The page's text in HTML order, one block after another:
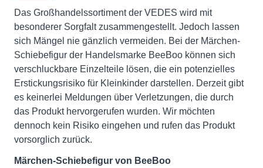
Das Großhandelssortiment der VEDES wird mit
besonderer Sorgfalt zusammengestellt. Jedoch lassen
sich Mängel nie gänzlich vermeiden. Bei der Märchen-
Schiebefigur der Handelsmarke BeeBoo können sich
verschluckbare Einzelteile lösen, die ein potenzielles
Erstickungsrisiko für Kleinkinder darstellen. Derzeit gibt
es keinerlei Meldungen über Verletzungen, die durch
das Produkt hervorgerufen wurden. Wir möchten
dennoch kein Risiko eingehen und rufen das Produkt
vorsorglich zurück.
Märchen-Schiebefigur von BeeBoo